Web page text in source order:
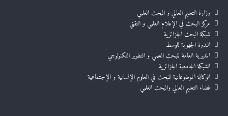
https://forms.gle/UJf4e8MjT9KcGerFA
المركز الجامعي تيبازة المركز الجامعي مرسلي عبد الله تيبازة
وزارة التعليم العالي و البحث العلمي
مركز البحث في الإعلام العلمي و التقني
شبكة البحث الجزائرية
الندوة الجهوية للوسط
المديرية العامة للبحث العلمي و التطوير التكنولوجي
الشبكة الجامعية الجزائرية
الوكالة الموضوعاتية للبحث في العلوم الإنسانية و الإجتماعية
فضاء التعليم العالي والبحث العلمي